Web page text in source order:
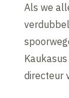
Als we
directeur